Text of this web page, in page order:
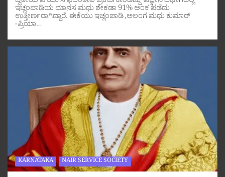
ಇಚ್ಲಂಪಾಡಿಯ ಮಾನಸ ಮಧು ಶೇಕಡಾ 91% ಅಂಕ ಪಡೆದು
ಉತ್ತೀರ್ಣರಾಗಿದ್ದಾರೆ. ಈಕೆಯು ಇಚ್ಲಂಪಾಡಿ ,ಅಲಂಗ ಮಧು ಕುಮಾರ್
-ಪ್ರಿಯಾ…
KARNATAKA NAIR SERVICE SOCIETY